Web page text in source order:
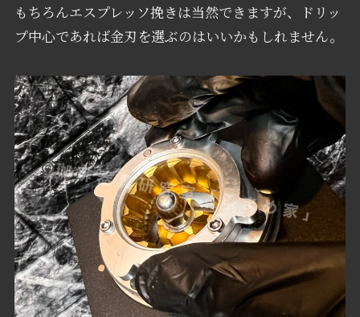
もちろんエスプレッソ挽きは当然できますが、ドリッ
プ中心であれば金刃を選ぶのはいいかもしれません。